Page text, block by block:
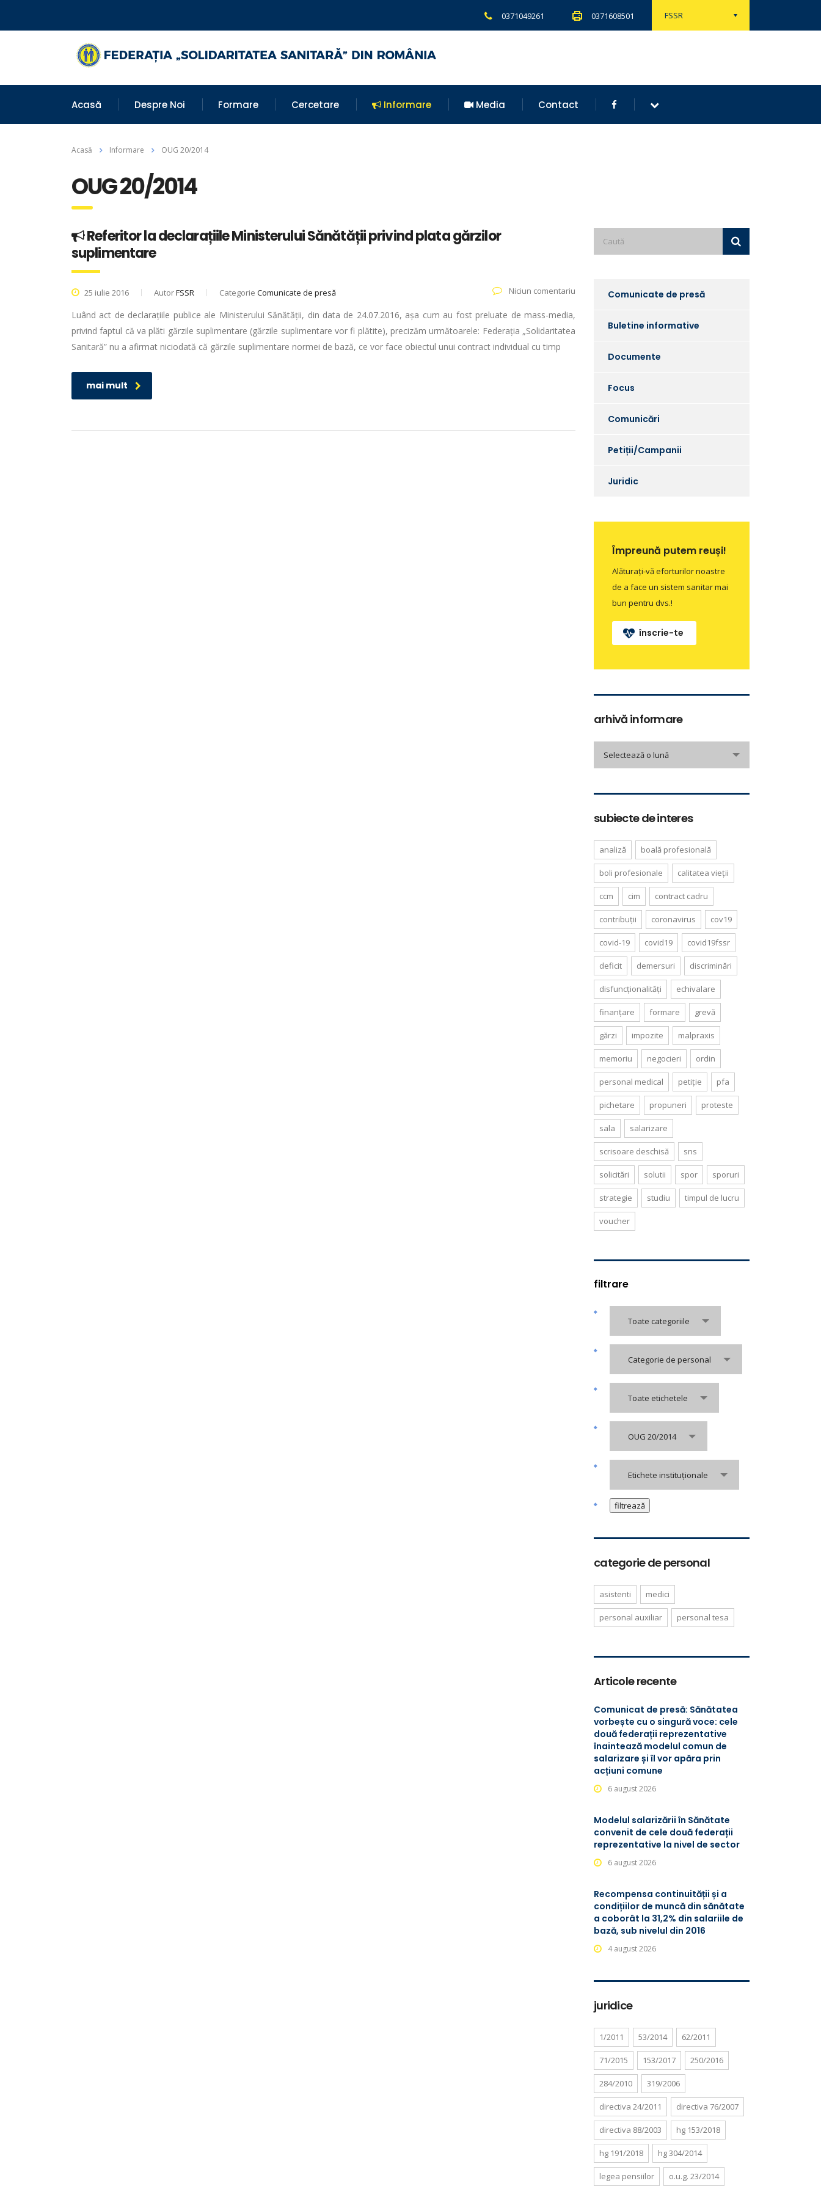
FSSR
0371049261 0371608501
Acasă Despre Noi Formare Cercetare Informare Media Contact
Acasă Informare OUG 20/2014
OUG 20/2014
Referitor la declarațiile Ministerului Sănătății privind plata gărzilor
suplimentare
25 iulie 2016 AutorFSSR Categorie Comunicate de presă Niciun comentariu
Luând act de declarațiile publice ale Ministerului Sănătății, din data de 24.07.2016, așa cum au fost preluate de mass-media,
privind faptul că va plăti gărzile suplimentare (gărzile suplimentare vor fi plătite), precizăm următoarele: Federația „Solidaritatea
Sanitară” nu a afirmat niciodată că gărzile suplimentare normei de bază, ce vor face obiectul unui contract individual cu timp
mai mult
Comunicate de presă
Buletine informative
Documente
Focus
Comunicări
Petiții/Campanii
Juridic
Împreună putem reuși!
Alăturați-vă eforturilor noastre
de a face un sistem sanitar mai
bun pentru dvs.!
înscrie-te
arhivă informare
informare
Selectează o lună
subiecte de interes
analiză boală profesională
boli profesionale calitatea vieții
ccm cim contract cadru
contribuții coronavirus cov19
covid-19 covid19 covid19fssr
deficit demersuri discriminări
disfuncționalități echivalare
finanțare formare grevă
gărzi impozite malpraxis
memoriu negocieri ordin
personal medical petiție pfa
pichetare propuneri proteste
sala salarizare
scrisoare deschisă sns
solicitări solutii spor sporuri
strategie studiu timpul de lucru
voucher
filtrare
Toate categoriile
Categorie de personal
Toate etichetele
OUG 20/2014
Etichete instituționale
categorie de personal
asistenti medici
personal auxiliar personal tesa
Articole recente
Comunicat de presă: Sănătatea
vorbește cu o singură voce: cele
două federații reprezentative
înaintează modelul comun de
salarizare și îl vor apăra prin
acțiuni comune
6 august 2026
Modelul salarizării în Sănătate
convenit de cele două federații
reprezentative la nivel de sector
6 august 2026
Recompensa continuității și a
condițiilor de muncă din sănătate
a coborât la 31,2% din salariile de
bază, sub nivelul din 2016
4 august 2026
juridice
1/2011 53/2014 62/2011
71/2015 153/2017 250/2016
284/2010 319/2006
directiva 24/2011 directiva 76/2007
directiva 88/2003 hg 153/2018
hg 191/2018 hg 304/2014
legea pensiilor o.u.g. 23/2014